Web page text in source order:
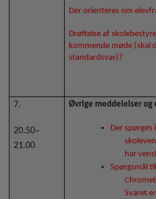
Der orienteres om
Drøftelse af
kommende møde (skal
standardsvar)?
7.
20.50–
21.00
Øvrige meddelelser og
Der spørges
har
Spørgsmål
Svaret